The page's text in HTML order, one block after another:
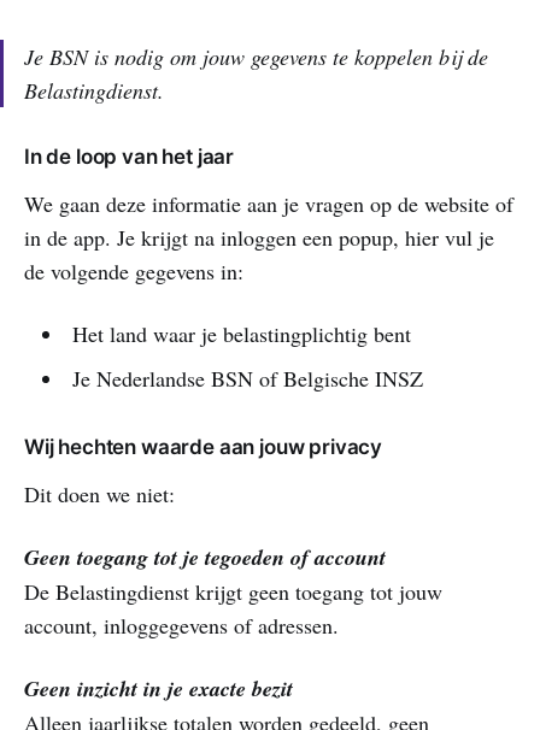
Je BSN is nodig om jouw gegevens te koppelen bij de
Belastingdienst.
In de loop van het jaar
We gaan deze informatie aan je vragen op de website of
in de app. Je krijgt na inloggen een popup, hier vul je
de volgende gegevens in:
Het land waar je belastingplichtig bent
Je Nederlandse BSN of Belgische INSZ
Wij hechten waarde aan jouw privacy
Dit doen we niet:
Geen toegang tot je tegoeden of account
De Belastingdienst krijgt geen toegang tot jouw
account, inloggegevens of adressen.
Geen inzicht in je exacte bezit
Alleen jaarlijkse totalen worden gedeeld, geen